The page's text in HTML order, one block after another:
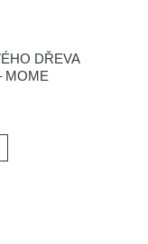
DŘEVA
MOME